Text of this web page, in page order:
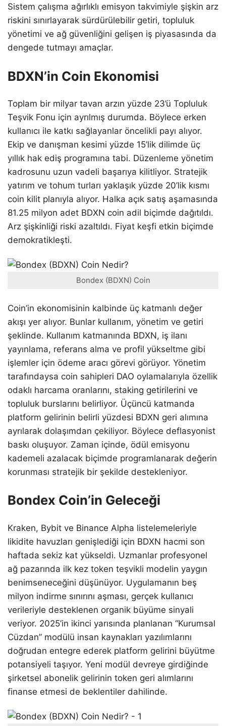
Sistem çalışma ağırlıklı emisyon takvimiyle şişkin arz
riskini sınırlayarak sürdürülebilir getiri, topluluk
yönetimi ve ağ güvenliğini gelişen iş piyasasında da
dengede tutmayı amaçlar.
BDXN’in Coin Ekonomisi
Toplam bir milyar tavan arzın yüzde 23’ü Topluluk
Teşvik Fonu için ayrılmış durumda. Böylece erken
kullanıcı ile katkı sağlayanlar öncelikli payı alıyor.
Ekip ve danışman kesimi yüzde 15’lik dilimde üç
yıllık hak ediş programına tabi. Düzenleme yönetim
kadrosunu uzun vadeli başarıya kilitliyor. Stratejik
yatırım ve tohum turları yaklaşık yüzde 20’lik kısmı
coin kilit planıyla alıyor. Halka açık satış aşamasında
81.25 milyon adet BDXN coin adil biçimde dağıtıldı.
Arz şişkinliği riski azaltıldı. Fiyat keşfi etkin biçimde
demokratikleşti.
Bondex (BDXN) Coin
Coin’in ekonomisinin kalbinde üç katmanlı değer
akışı yer alıyor. Bunlar kullanım, yönetim ve getiri
şeklinde. Kullanım katmanında BDXN, iş ilanı
yayınlama, referans alma ve profil yükseltme gibi
işlemler için ödeme aracı görevi görüyor. Yönetim
tarafındaysa coin sahipleri DAO oylamalarıyla özellik
odaklı harcama oranlarını, staking getirilerini ve
topluluk burslarını belirliyor. Üçüncü katmanda
platform gelirinin belirli yüzdesi BDXN geri alımına
ayrılarak dolaşımdan çekiliyor. Böylece deflasyonist
baskı oluşuyor. Zaman içinde, ödül emisyonu
kademeli azalacak biçimde programlanarak değerin
korunması stratejik bir şekilde destekleniyor.
Bondex Coin’in Geleceği
Kraken, Bybit ve Binance Alpha listelemeleriyle
likidite havuzları genişlediği için BDXN hacmi son
haftada sekiz kat yükseldi. Uzmanlar profesyonel
ağ pazarında ilk kez token teşvikli modelin yaygın
benimseneceğini düşünüyor. Uygulamanın beş
milyon indirme sınırını aşması, gerçek kullanıcı
verileriyle desteklenen organik büyüme sinyali
veriyor. 2025’in ikinci yarısında planlanan “Kurumsal
Cüzdan” modülü insan kaynakları yazılımlarını
doğrudan entegre ederek platform gelirini büyütme
potansiyeli taşıyor. Yeni modül devreye girdiğinde
şirketsel abonelik gelirinin token geri alımlarını
finanse etmesi de beklentiler dahilinde.